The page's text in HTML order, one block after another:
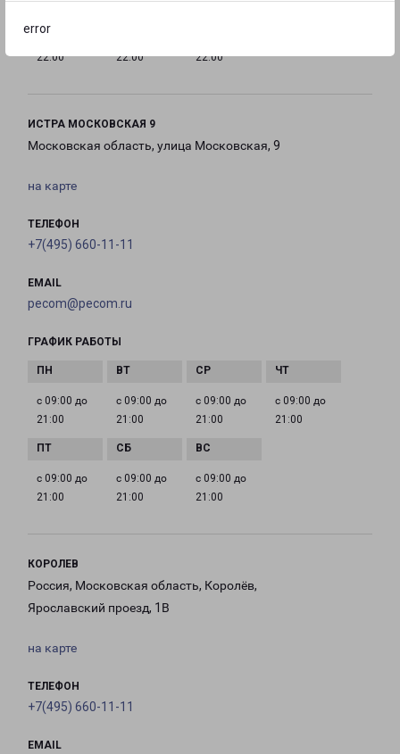
error
22:00
22:00
22:00
ИСТРА МОСКОВСКАЯ 9
Московская область, улица Московская, 9
на карте
ТЕЛЕФОН
+7(495) 660-11-11
EMAIL
pecom@pecom.ru
ГРАФИК РАБОТЫ
с 09:00 до
21:00
с 09:00 до
21:00
с 09:00 до
21:00
с 09:00 до
21:00
с 09:00 до
21:00
с 09:00 до
21:00
с 09:00 до
21:00
КОРОЛЕВ
Россия, Московская область, Королёв,
Ярославский проезд, 1В
на карте
ТЕЛЕФОН
+7(495) 660-11-11
EMAIL